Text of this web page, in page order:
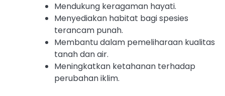
Mendukung keragaman hayati.
Menyediakan habitat bagi spesies
terancam punah.
Membantu dalam pemeliharaan kualitas
tanah dan air.
Meningkatkan ketahanan terhadap
perubahan iklim.